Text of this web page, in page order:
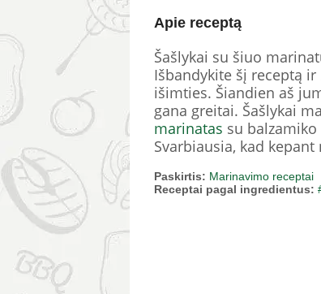
Apie receptą
Šašlykai su šiuo
Išbandykite šį receptą
išimties. Šiandien aš
gana greitai. Šašlykai
marinatas su
Svarbiausia, kad
Paskirtis: Marinavimo receptai
Receptai pagal ingredientus: